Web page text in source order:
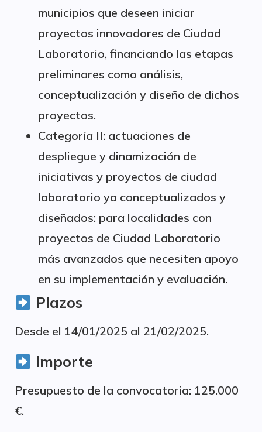
municipios que deseen iniciar
proyectos innovadores de Ciudad
Laboratorio, financiando las etapas
preliminares como análisis,
conceptualización y diseño de dichos
proyectos.
Categoría II: actuaciones de
despliegue y dinamización de
iniciativas y proyectos de ciudad
laboratorio ya conceptualizados y
diseñados: para localidades con
proyectos de Ciudad Laboratorio
más avanzados que necesiten apoyo
en su implementación y evaluación.
Plazos
Desde el 14/01/2025 al 21/02/2025.
Importe
Presupuesto de la convocatoria: 125.000
€.